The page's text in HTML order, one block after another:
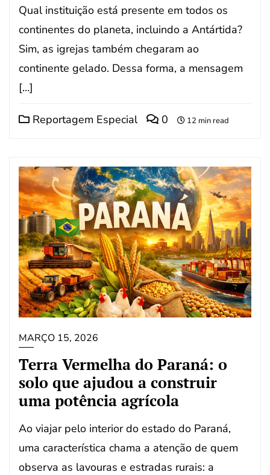
Qual instituição está presente em todos os
continentes do planeta, incluindo a Antártida?
Sim, as igrejas também chegaram ao
continente gelado. Dessa forma, a mensagem
[…]
Reportagem Especial 0 12 min read
MARÇO 15, 2026
Terra Vermelha do Paraná: o
solo que ajudou a construir
uma potência agrícola
Ao viajar pelo interior do estado do Paraná,
uma característica chama a atenção de quem
observa as lavouras e estradas rurais: a